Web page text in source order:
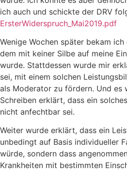
ich auch und schickte der DRV
ErsterWiderspruch_Mai2019.pdf
Wenige Wochen später bekam
dem mit keiner Silbe auf meine
wurde. Stattdessen wurde mir
sei, mit einem solchen
als Moderator zu fördern. Und es
Schreiben erklärt, dass ein
nicht anfechtbar sei.
Weiter wurde erklärt, dass ein
unbedingt auf Basis individueller
würde, sondern dass
Krankheiten mit bestimmten